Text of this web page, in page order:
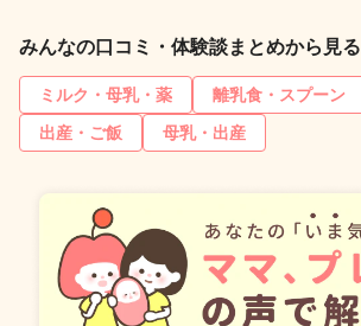
みんなの口コミ・体験談まとめから見る
ミルク・母乳・薬 離乳食・スプーン
出産・ご飯
母乳・出産